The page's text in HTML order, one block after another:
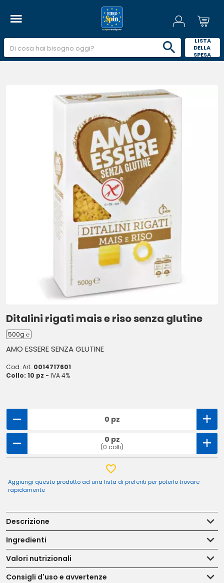
LISTA
DELLA
SPESA
Ditalini rigati mais e riso senza glutine
500g ℮
AMO ESSERE SENZA GLUTINE
Cod. Art. 0014717601
Collo: 10 pz - IVA 4%
0 pz
0 pz
(0 colli)
Aggiungi questo prodotto ad una lista di preferiti per poterlo trovare
rapidamente
Descrizione
Ingredienti
Valori nutrizionali
Consigli d'uso e avvertenze